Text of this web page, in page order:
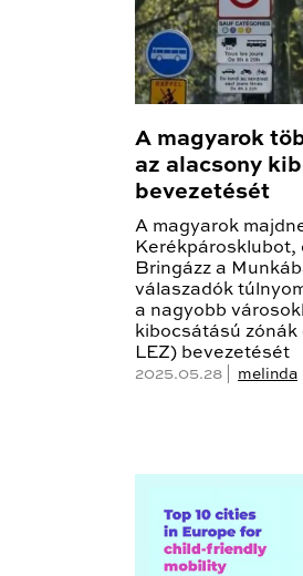
A magyarok
az alacsony
bevezetését
A magyarok
Kerékpárosklubot,
Bringázz a
válaszadók
a nagyobb
kibocsátású zónák
LEZ) bevezetését
2025.05.28 | melinda